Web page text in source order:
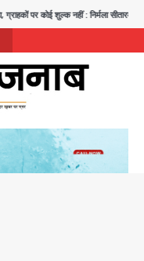
शुल्क नहीं : निर्मला सीतारमण